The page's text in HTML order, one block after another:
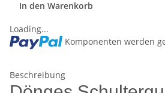
In den Warenkorb
Loading...
Komponenten werden
Beschreibung